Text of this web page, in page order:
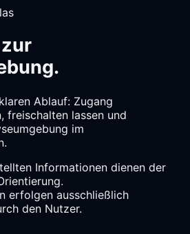
Ablauf: Zugang
freischalten lassen und
im
Informationen dienen der
erfolgen ausschließlich
den Nutzer.